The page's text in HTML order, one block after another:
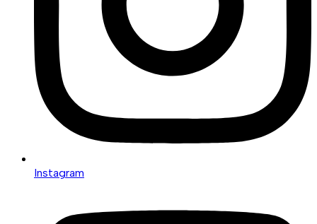
Instagram